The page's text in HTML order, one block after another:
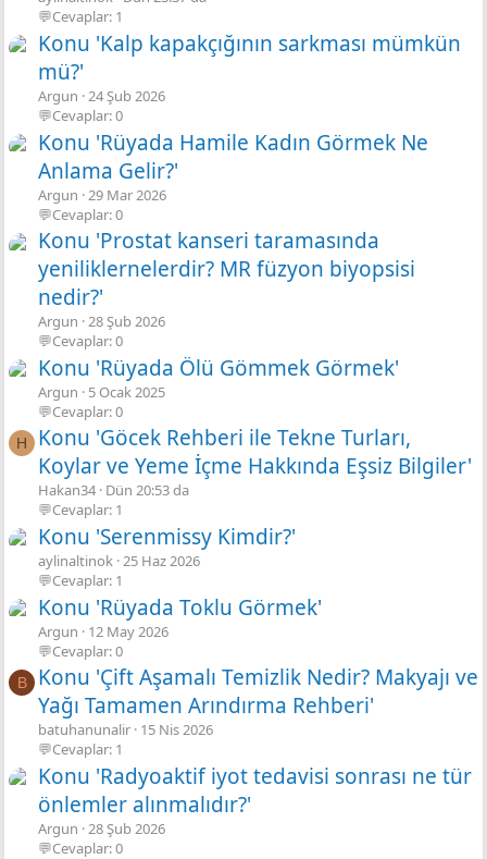
💬Cevaplar: 1
Konu 'Kalp kapakçığının sarkması mümkün
mü?'
Argun 24 Şub 2026
💬Cevaplar: 0
Konu 'Rüyada Hamile Kadın Görmek Ne
Anlama Gelir?'
Argun 29 Mar 2026
💬Cevaplar: 0
Konu 'Prostat kanseri taramasında
yeniliklernelerdir? MR füzyon biyopsisi
nedir?'
Argun 28 Şub 2026
💬Cevaplar: 0
Konu 'Rüyada Ölü Gömmek Görmek'
Argun
5 Ocak 2025
💬Cevaplar: 0
H
Konu 'Göcek Rehberi ile Tekne Turları,
Koylar ve Yeme İçme Hakkında Eşsiz Bilgiler'
Hakan34 Dün 20:53 da
💬Cevaplar: 1
Konu 'Serenmissy Kimdir?'
aylinaltinok 25 Haz 2026
💬Cevaplar: 1
Konu 'Rüyada Toklu Görmek'
Argun
12 May 2026
💬Cevaplar: 0
B
Konu 'Çift Aşamalı Temizlik Nedir? Makyajı ve
Yağı Tamamen Arındırma Rehberi'
batuhanunalir 15 Nis 2026
💬Cevaplar: 1
Konu 'Radyoaktif iyot tedavisi sonrası ne tür
önlemler alınmalıdır?'
Argun 28 Şub 2026
💬Cevaplar: 0